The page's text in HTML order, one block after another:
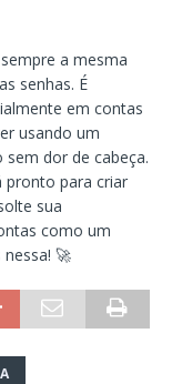
a mesma
senhas. É
em contas
usando um
dor de cabeça.
pronto para criar
sua
como um
🚀